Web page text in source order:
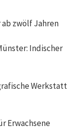
zwölf Jahren
Indischer
Werkstatt
Erwachsene